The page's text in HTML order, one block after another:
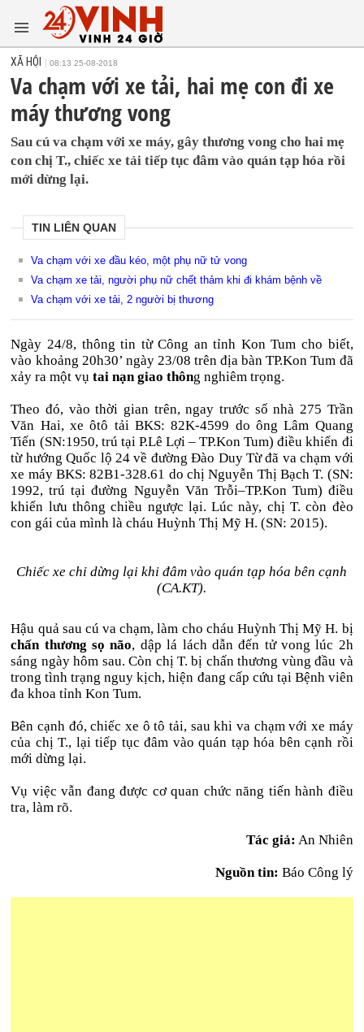
XÃ HỘI 08:13 25-08-2018
Va chạm với xe tải, hai mẹ con đi xe
máy thương vong
Sau cú va chạm với xe máy, gây thương vong cho hai mẹ
con chị T., chiếc xe tải tiếp tục đâm vào quán tạp hóa rồi
mới dừng lại.
TIN LIÊN QUAN
Va chạm với xe đầu kéo, một phụ nữ tử vong
Va chạm xe tải, người phụ nữ chết thảm khi đi khám bệnh về
Va chạm với xe tải, 2 người bị thương
Ngày 24/8, thông tin từ Công an tỉnh Kon Tum cho biết,
vào khoảng 20h30’ ngày 23/08 trên địa bàn TP.Kon Tum đã
xảy ra một vụ tai nạn giao thông nghiêm trọng.
Theo đó, vào thời gian trên, ngay trước số nhà 275 Trần
Văn Hai, xe ôtô tải BKS: 82K-4599 do ông Lâm Quang
Tiến (SN:1950, trú tại P.Lê Lợi – TP.Kon Tum) điều khiển đi
từ hướng Quốc lộ 24 về đường Đào Duy Từ đã va chạm với
xe máy BKS: 82B1-328.61 do chị Nguyễn Thị Bạch T. (SN:
1992, trú tại đường Nguyễn Văn Trỗi–TP.Kon Tum) điều
khiển lưu thông chiều ngược lại. Lúc này, chị T. còn đèo
con gái của mình là cháu Huỳnh Thị Mỹ H. (SN: 2015).
Chiếc xe chỉ dừng lại khi đâm vào quán tạp hóa bên cạnh
(CA.KT).
Hậu quả sau cú va chạm, làm cho cháu Huỳnh Thị Mỹ H. bị
chấn thương sọ não, dập lá lách dẫn đến tử vong lúc 2h
sáng ngày hôm sau. Còn chị T. bị chấn thương vùng đầu và
trong tình trạng nguy kịch, hiện đang cấp cứu tại Bệnh viên
đa khoa tỉnh Kon Tum.
Bên cạnh đó, chiếc xe ô tô tải, sau khi va chạm với xe máy
của chị T., lại tiếp tục đâm vào quán tạp hóa bên cạnh rồi
mới dừng lại.
Vụ việc vẫn đang được cơ quan chức năng tiến hành điều
tra, làm rõ.
Tác giả: An Nhiên
Nguồn tin: Báo Công lý